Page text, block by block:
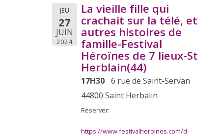
JEU
27
JUIN
2024
La vieille fille qui
crachait sur la télé, et
autres histoires de
famille-Festival
Héroïnes de 7 lieux-St
Herblain(44)
17H30 6 rue de Saint-Servan
44800 Saint Herbalin
Réserver:
https://www.festivalheroines.com/d-